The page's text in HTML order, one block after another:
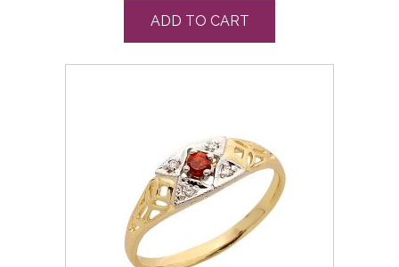
ADD TO CART